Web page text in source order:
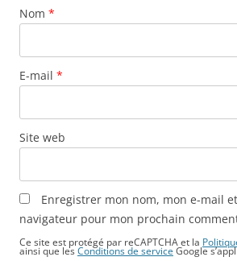
Nom *
E-mail *
Site web
Enregistrer mon nom, mon e-mail
navigateur pour mon prochain
Ce site est protégé par reCAPTCHA et la
ainsi que lesConditions de service Google